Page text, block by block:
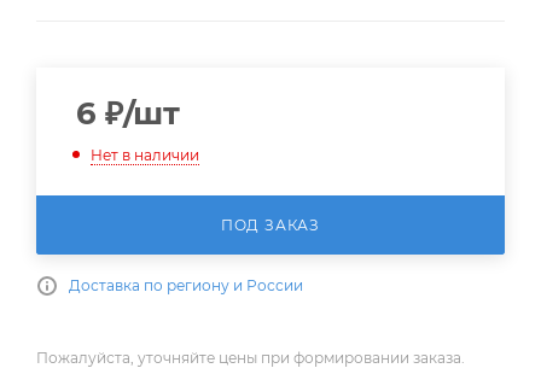
6 ₽/шт
Нет в наличии
ПОД ЗАКАЗ
Доставка по региону и России
Пожалуйста, уточняйте цены при формировании заказа.